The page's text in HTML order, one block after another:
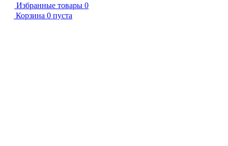
Избранные товары 0
Корзина 0 пуста